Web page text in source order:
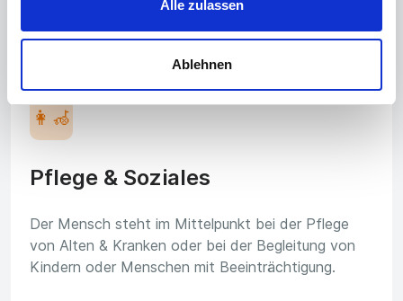
Alle zulassen
Ablehnen
👩‍🦽
Pflege & Soziales
Der Mensch steht im Mittelpunkt bei der Pflege
von Alten & Kranken oder bei der Begleitung von
Kindern oder Menschen mit Beeinträchtigung.